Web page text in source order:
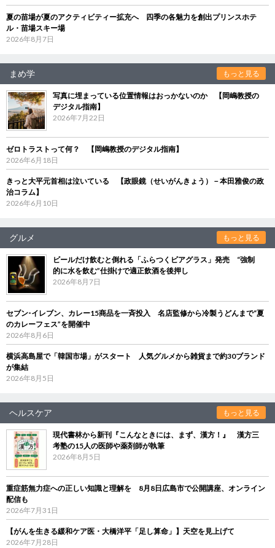
夏の苗場が夏のアクティビティー拡充へ 四季の各魅力を創出プリンスホテ
ル・苗場スキー場
2026年8月7日
まめ学 もっと見る
写真に埋まっている位置情報はおっかないのか 【岡嶋教授の
デジタル指南】
2026年7月22日
ゼロトラストって何？ 【岡嶋教授のデジタル指南】
2026年6月18日
きっと大平元首相は泣いている 【政眼鏡（せいがんきょう）－本田雅俊の政
治コラム】
2026年6月10日
グルメ もっと見る
ビールだけ飲むと倒れる「ふらつくビアグラス」発売 “強制
的に水を飲む”仕掛けで適正飲酒を後押し
2026年8月7日
セブン‐イレブン、カレー15商品を一斉投入 名店監修から冷製うどんまで“夏
のカレーフェス”を開催中
2026年8月6日
横浜高島屋で「韓国市場」がスタート 人気グルメから雑貨まで約30ブランド
が集結
2026年8月5日
ヘルスケア もっと見る
現代書林から新刊『こんなときには、まず、漢方！』 漢方三
考塾の15人の医師や薬剤師が執筆
2026年8月5日
重症筋無力症への正しい知識と理解を 8月8日広島市で公開講座、オンライン
配信も
2026年7月31日
【がんを生きる緩和ケア医・大橋洋平「足し算命」】天空を見上げて
2026年7月28日